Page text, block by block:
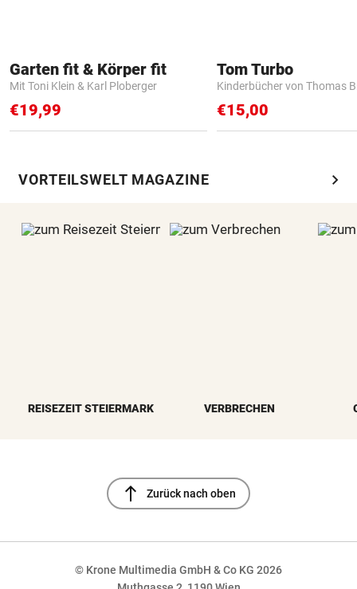
Garten fit & Körper fit
Mit Toni Klein & Karl Ploberger
€19,99
Tom Turbo
Kinderbücher von Thomas
€15,00
VORTEILSWELT MAGAZINE chevron_right
REISEZEIT STEIERMARK VERBRECHEN
north Zurück nach oben
© Krone Multimedia GmbH & Co KG 2026